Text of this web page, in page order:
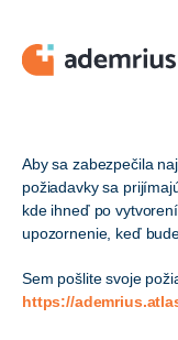
Aby sa zabezpečila
požiadavky sa
kde ihneď po
upozornenie, keď
Sem pošlite svoje
https://